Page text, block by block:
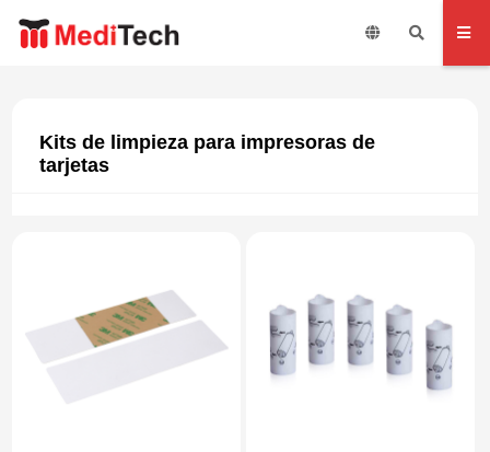
Kits de limpieza para impresoras de
tarjetas